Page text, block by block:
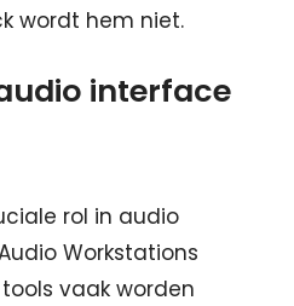
wordt hem niet.
interface
rol in audio
Workstations
vaak worden